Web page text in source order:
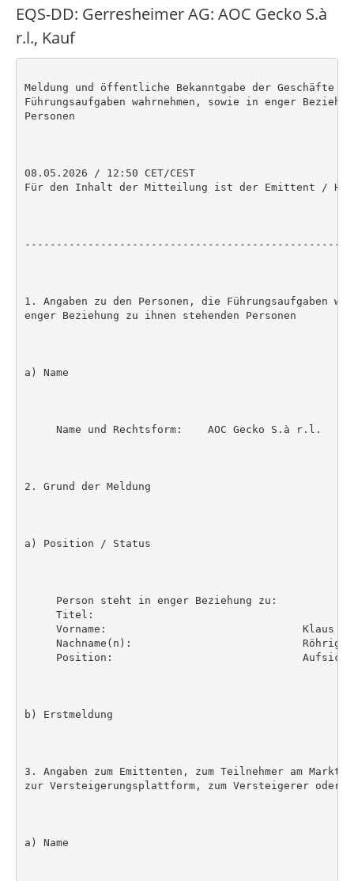
EQS-DD: Gerresheimer AG: AOC Gecko S.à
r.l., Kauf
Meldung und öffentliche Bekanntgabe der Geschäfte
Führungsaufgaben wahrnehmen, sowie in enger
Personen
08.05.2026 / 12:50 CET/CEST
Für den Inhalt der Mitteilung ist der Emittent /
1. Angaben zu den Personen, die Führungsaufgaben
enger Beziehung zu ihnen stehenden Personen
a) Name
     Name und Rechtsform:    AOC Gecko S.à r.l.
2. Grund der Meldung
a) Position / Status
     Person steht in enger Beziehung zu:
     Titel:
     Vorname:                               Klaus
     Nachname(n):                           Röhrig
Position:
b) Erstmeldung
3. Angaben zum Emittenten, zum Teilnehmer am
zur Versteigerungsplattform, zum Versteigerer oder
a) Name